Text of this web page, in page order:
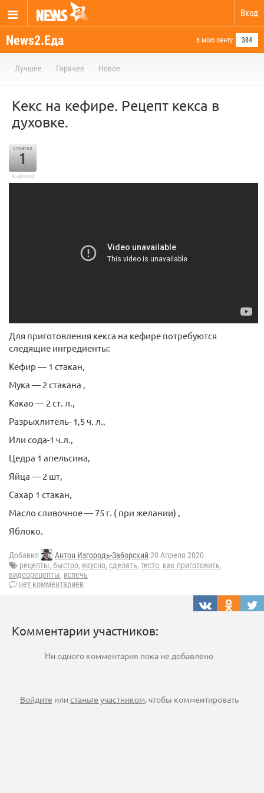
Вход
News2.Еда в мою ленту 384
Лучшее Горячее Новое
Кекс на кефире. Рецепт кекса в
духовке.
отметил
1
в архиве
Для приготовления кекса на кефире потребуются
следящие ингредиенты:
Кефир — 1 стакан,
Мука — 2 стакана ,
Какао — 2 ст. л.,
Разрыхлитель- 1,5 ч. л.,
Или сода-1 ч.л.,
Цедра 1 апельсина,
Яйца — 2 шт,
Сахар 1 стакан,
Масло сливочное — 75 г. ( при желании) ,
Яблоко.
Добавил Антон Изгородь-Заборский 20 Апреля 2020
рецепты, быстро, вкусно, сделать, тесто, как приготовить,
видеорецепты, испечь
нет комментариев
Комментарии участников:
Ни одного комментария пока не добавлено
Войдите илистаньте участником, чтобы комментировать